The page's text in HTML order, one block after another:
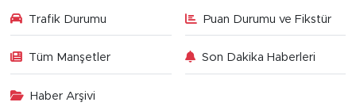
Trafik Durumu Puan Durumu ve Fikstür
Tüm Manşetler Son Dakika Haberleri
Haber Arşivi